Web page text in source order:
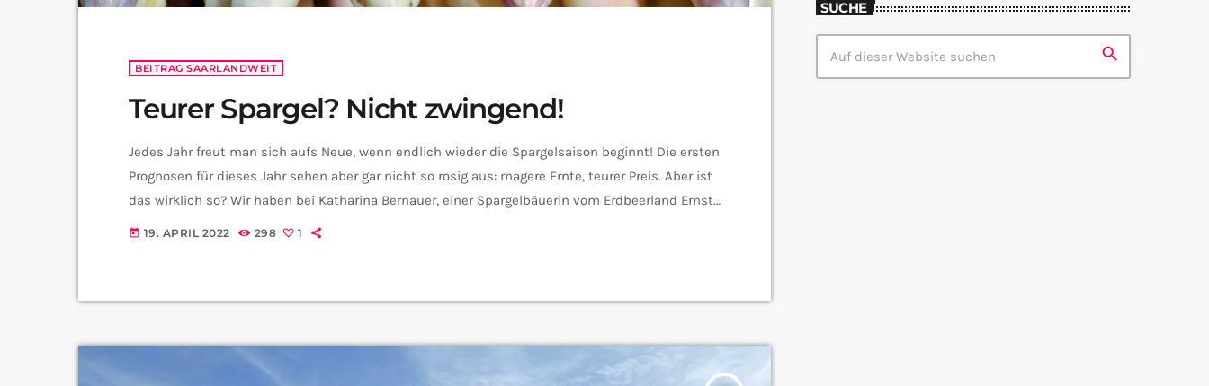
BEITRAG SAARLANDWEIT
Teurer Spargel? Nicht zwingend!
Jedes Jahr freut man sich aufs Neue, wenn endlich wieder die Spargelsaison beginnt! Die ersten
Prognosen für dieses Jahr sehen aber gar nicht so rosig aus: magere Ernte, teurer Preis. Aber ist
das wirklich so? Wir haben bei Katharina Bernauer, einer Spargelbäuerin vom Erdbeerland Ernst,
nachgefragt:
today 19. APRIL 2022 298 1
SUCHE
search